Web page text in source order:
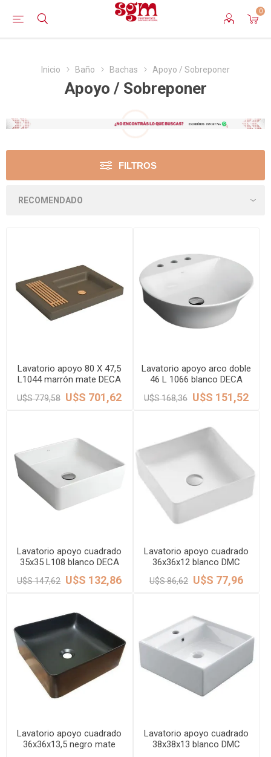
0
Inicio Baño Bachas Apoyo / Sobreponer
Apoyo / Sobreponer
FILTROS
Lavatorio apoyo 80 X 47,5
L1044 marrón mate DECA
U$S 779,58 U$S 701,62
Lavatorio apoyo arco doble
46 L 1066 blanco DECA
U$S 168,36 U$S 151,52
Lavatorio apoyo cuadrado
35x35 L108 blanco DECA
U$S 147,62 U$S 132,86
Lavatorio apoyo cuadrado
36x36x12 blanco DMC
U$S 86,62 U$S 77,96
Lavatorio apoyo cuadrado
36x36x13,5 negro mate
Lavatorio apoyo cuadrado
38x38x13 blanco DMC